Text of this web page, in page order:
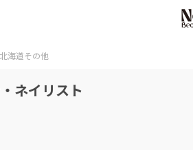
北海道その他
ネイリスト